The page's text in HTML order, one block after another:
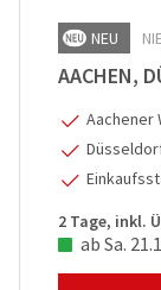
NEU
AACHEN,
Aachener
2 Tage, inkl.
ab Sa.